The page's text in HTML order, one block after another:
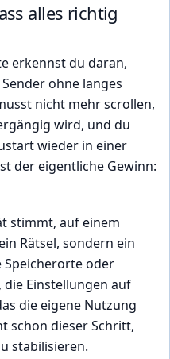
alles richtig
erkennst du daran,
ohne langes
nicht mehr scrollen,
wird, und du
wieder in einer
der eigentliche Gewinn:
stimmt, auf einem
Rätsel, sondern ein
Speicherorte oder
Einstellungen auf
die eigene Nutzung
schon dieser Schritt,
stabilisieren.